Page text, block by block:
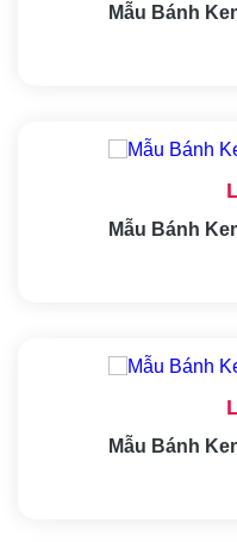
Mẫu Bánh
Mẫu Bánh
Mẫu Bánh